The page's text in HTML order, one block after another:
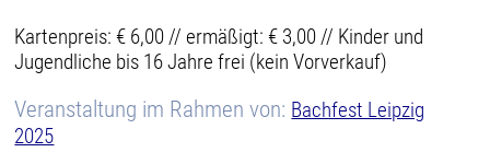
Kartenpreis: € 6,00 // ermäßigt: € 3,00 // Kinder und
Jugendliche bis 16 Jahre frei (kein Vorverkauf)
Veranstaltung im Rahmen von: Bachfest Leipzig
2025